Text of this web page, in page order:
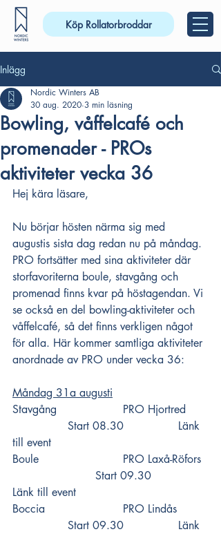
Köp Rollatorbroddar
Inlägg
Bowling, våffelcafé och
promenader - PROs
aktiviteter vecka 36
Nordic Winters AB
30 aug. 2020 3 min läsning
Hej kära läsare,
Nu börjar hösten närma sig med
augustis sista dag redan nu på måndag.
PRO fortsätter med sina aktiviteter där
storfavoriterna boule, stavgång och
promenad finns kvar på höstagendan. Vi
se också en del bowling-aktiviteter och
våffelcafé, så det finns verkligen något
för alla. Här kommer samtliga aktiviteter
anordnade av PRO under vecka 36:
Måndag 31a augusti
Stavgång 			PRO Hjortred
Länk
till event
Boule 			PRO Laxå-Röfors
Länk till event
Boccia 			PRO Lindås
Länk